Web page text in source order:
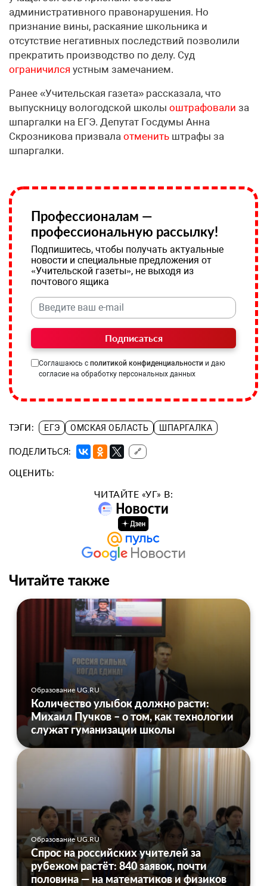
административного правонарушения. Но
признание вины, раскаяние школьника и
отсутствие негативных последствий позволили
прекратить производство по делу. Суд
ограничился устным замечанием.
Ранее «Учительская газета» рассказала, что
выпускницу вологодской школы оштрафовали за
шпаргалки на ЕГЭ. Депутат Госдумы Анна
Скрозникова призвала отменить штрафы за
шпаргалки.
Профессионалам —
профессиональную рассылку!
Подпишитесь, чтобы получать актуальные
новости и специальные предложения от
«Учительской газеты», не выходя из
почтового ящика
Подписаться
Соглашаюсь с политикой конфиденциальности и даю
согласие на обработку персональных данных
ТЭГИ: ЕГЭ ОМСКАЯ ОБЛАСТЬ ШПАРГАЛКА
ПОДЕЛИТЬСЯ: 🔗
ОЦЕНИТЬ:
ЧИТАЙТЕ «УГ» В:
Читайте также
Образование UG.RU
Количество улыбок должно расти:
Михаил Пучков – о том, как технологии
служат гуманизации школы
Образование UG.RU
Спрос на российских учителей за
рубежом растёт: 840 заявок, почти
половина — на математиков и физиков